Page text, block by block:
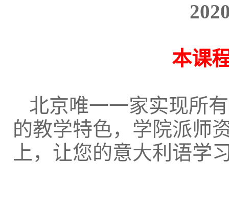
本课
北京唯一一家实现所
的教学特色，学院派师
上，让您的意大利语学